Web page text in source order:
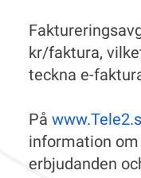
kr/faktura,
teckna e-
På
information
erbjudanden